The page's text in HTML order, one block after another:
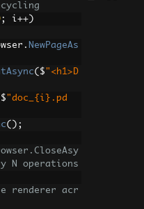
; i++)
. NewPageAs
( $ "<h1>D
$ "doc_{i}.pd
();
N operations
renderer acr